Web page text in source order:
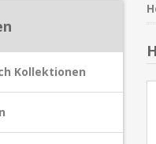
Kollektionen